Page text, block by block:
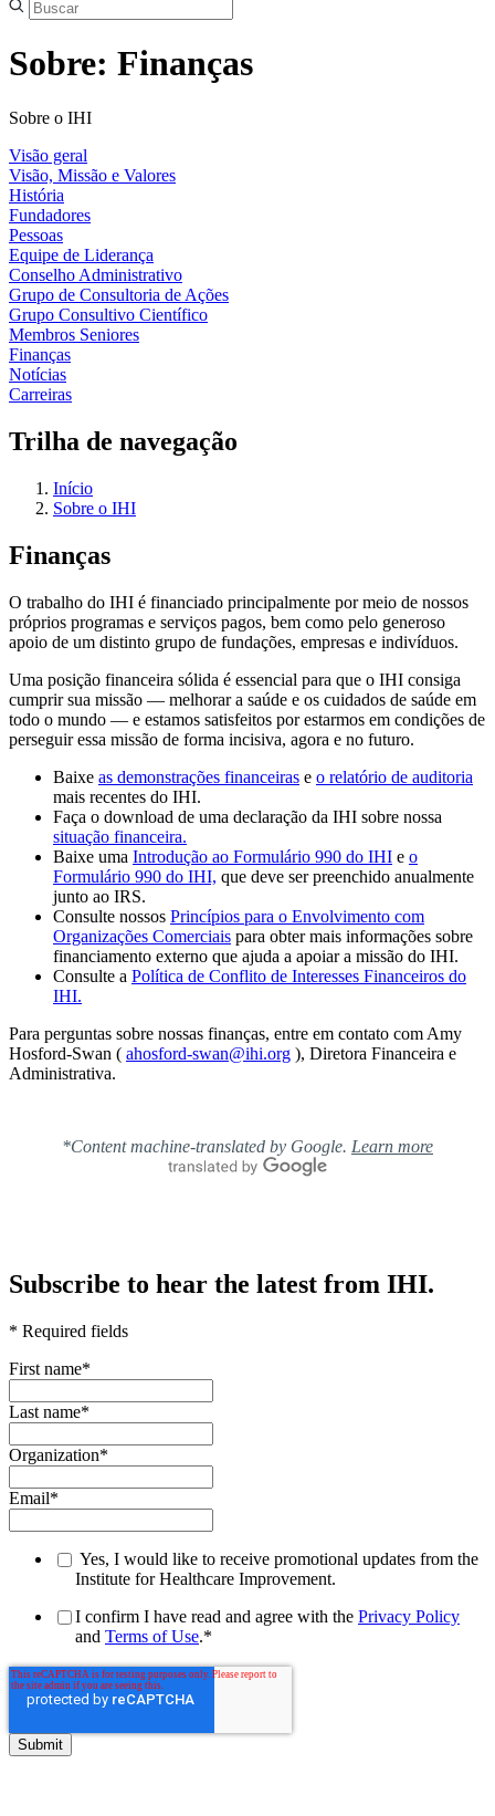
Sobre: ​​Finanças
Sobre o IHI
Visão geral
Visão, Missão e Valores
História
Fundadores
Pessoas
Equipe de Liderança
Conselho Administrativo
Grupo de Consultoria de Ações
Grupo Consultivo Científico
Membros Seniores
Finanças
Notícias
Carreiras
Trilha de navegação
Início
Sobre o IHI
Finanças
O trabalho do IHI é financiado principalmente por meio de nossos
próprios programas e serviços pagos, bem como pelo generoso
apoio de um distinto grupo de fundações, empresas e indivíduos.
Uma posição financeira sólida é essencial para que o IHI consiga
cumprir sua missão — melhorar a saúde e os cuidados de saúde em
todo o mundo — e estamos satisfeitos por estarmos em condições de
perseguir essa missão de forma incisiva, agora e no futuro.
Baixe as demonstrações financeiras e o relatório de auditoria
mais recentes do IHI.
Faça o download de uma declaração da IHI sobre nossa
situação financeira.
Baixe uma Introdução ao Formulário 990 do IHI e o
Formulário 990 do IHI, que deve ser preenchido anualmente
junto ao IRS.
Consulte nossos Princípios para o Envolvimento com
Organizações Comerciais para obter mais informações sobre
financiamento externo que ajuda a apoiar a missão do IHI.
Consulte a Política de Conflito de Interesses Financeiros do
IHI.
Para perguntas sobre nossas finanças, entre em contato com Amy
Hosford-Swan ( ahosford-swan@ihi.org ), Diretora Financeira e
Administrativa.
*Content machine-translated by Google. Learn more
Subscribe to hear the latest from IHI.
* Required fields
First name*
Last name*
Organization*
Email*
Yes, I would like to receive promotional updates from the
Institute for Healthcare Improvement.
I confirm I have read and agree with the Privacy Policy
and Terms of Use.*